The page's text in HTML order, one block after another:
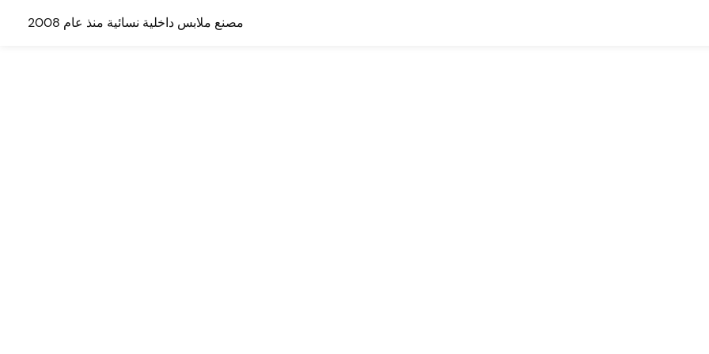
مصنع ملابس داخلية نسائية منذ عام 2008